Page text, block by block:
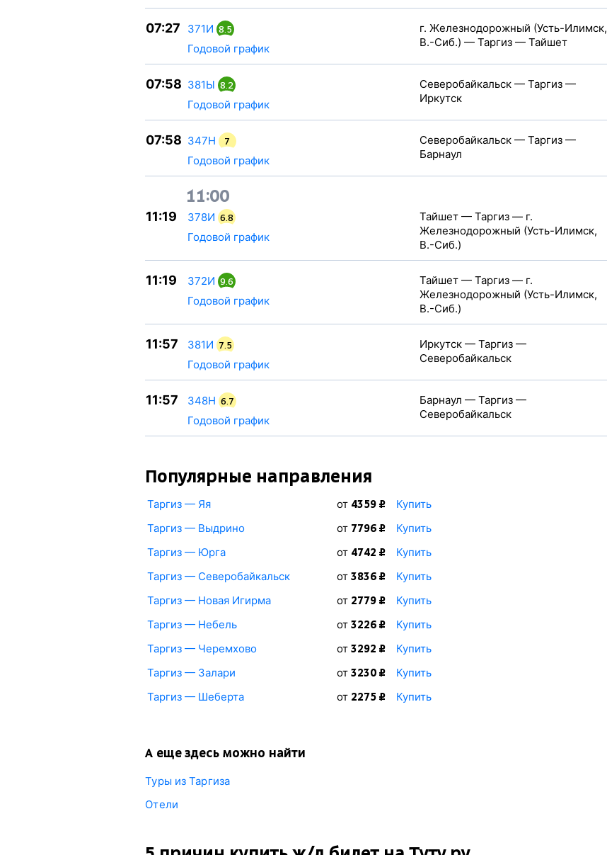
07:27 371И 8.5
г. Железнодорожный (Усть-Илимск,
В.-Сиб.) — Таргиз — Тайшет
Годовой график
07:58 381Ы 8.2
Северобайкальск — Таргиз —
Иркутск
Годовой график
07:58 347Н 7
Северобайкальск — Таргиз —
Барнаул
Годовой график
11:00
11:19 378И 6.8
Тайшет — Таргиз — г.
Железнодорожный (Усть-Илимск,
В.-Сиб.)
Годовой график
11:19 372И 9.6
Тайшет — Таргиз — г.
Железнодорожный (Усть-Илимск,
В.-Сиб.)
Годовой график
11:57 381И 7.5
Иркутск — Таргиз —
Северобайкальск
Годовой график
11:57 348Н 6.7
Барнаул — Таргиз —
Северобайкальск
Годовой график
Популярные направления
Таргиз — Яя от 4359 ₽
Купить
Таргиз — Выдрино
от 7796 ₽
Купить
Таргиз — Юрга
от 4742 ₽
Купить
Таргиз — Северобайкальск
от3836 ₽
Купить
Таргиз — Новая Игирма
от 2779 ₽
Купить
Таргиз — Небель
от3226 ₽
Купить
Таргиз — Черемхово
от3292 ₽
Купить
Таргиз — Залари
от3230 ₽
Купить
Таргиз — Шеберта
от 2275 ₽ Купить
А еще здесь можно найти
Туры из Таргиза
Отели